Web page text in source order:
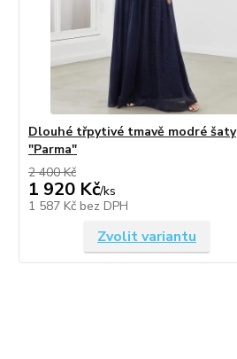
Dlouhé třpytivé tmavě modré šaty
"Parma"
2 400 Kč
1 920 Kč/ks
1 587 Kč bez DPH
Zvolit variantu